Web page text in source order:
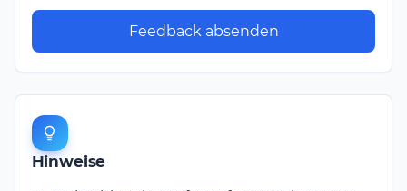
Feedback absenden
Hinweise